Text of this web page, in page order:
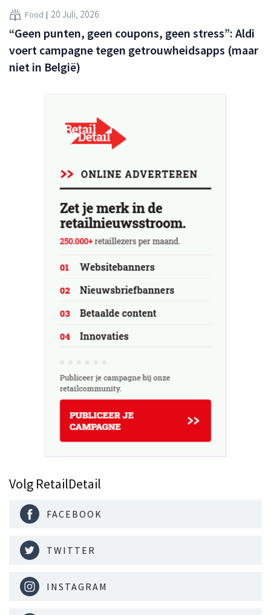
Food 20 Juli, 2026
“Geen punten, geen coupons, geen stress”: Aldi
voert campagne tegen getrouwheidsapps (maar
niet in België)
Volg RetailDetail
FACEBOOK
TWITTER
INSTAGRAM